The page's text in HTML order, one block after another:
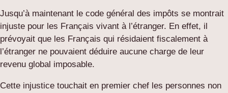
Jusqu’à maintenant le code général des impôts se montrait
injuste pour les Français vivant à l’étranger. En effet, il
prévoyait que les Français qui résidaient fiscalement à
l’étranger ne pouvaient déduire aucune charge de leur
revenu global imposable.
Cette injustice touchait en premier chef les personnes non